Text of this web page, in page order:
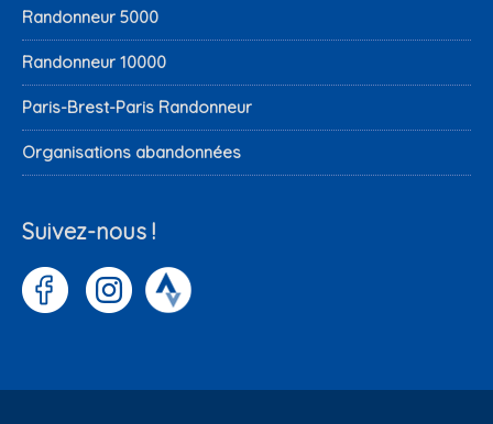
Randonneur 5000
Randonneur 10000
Paris-Brest-Paris Randonneur
Organisations abandonnées
Suivez-nous !